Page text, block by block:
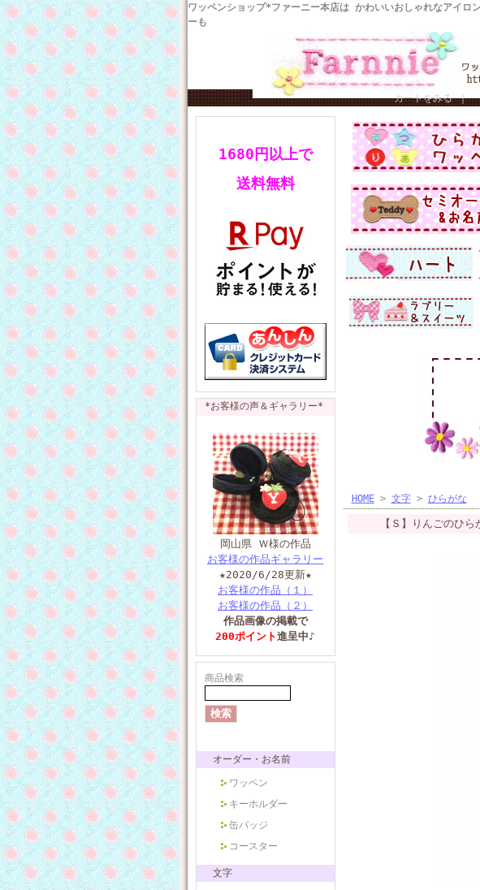
ワッペンショップ*ファーニー本店は かわいいおしゃれなアイロ
ーも
カートをみる｜
1680円以上で
送料無料
*お客様の声＆ギャラリー*
岡山県 Ｗ様の作品
お客様の作品ギャラリー
★2020/6/28更新★
お客様の作品（１）
お客様の作品（２）
作品画像の掲載で
200ポイント進呈中♪
商品検索
オーダー・お名前
ワッペン
キーホルダー
缶バッジ
コースター
文字
HOME> 文字> ひらがな
【Ｓ】りんごのひ